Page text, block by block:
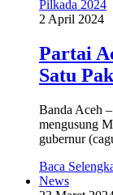
2 April 2024
Partai
Satu
Banda Aceh
mengusung
gubernur
Baca
News